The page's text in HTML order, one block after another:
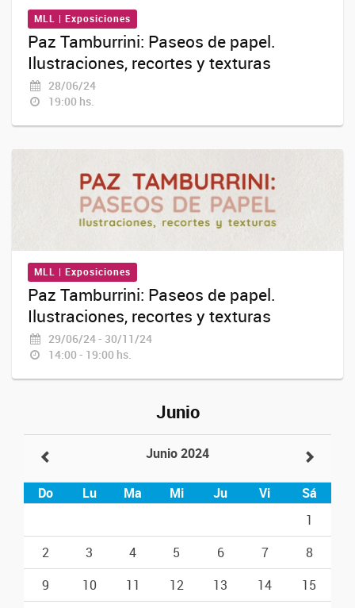
MLL | Exposiciones
Paz Tamburrini: Paseos de papel.
Ilustraciones, recortes y texturas
28/06/24
19:00 hs.
MLL | Exposiciones
Paz Tamburrini: Paseos de papel.
Ilustraciones, recortes y texturas
29/06/24 - 30/11/24
14:00 - 19:00 hs.
Junio
Junio 2024
Do Lu Ma Mi Ju Vi
Sá
1
2
3 4 5 6 7
8
9
10 11 12 13 14
15